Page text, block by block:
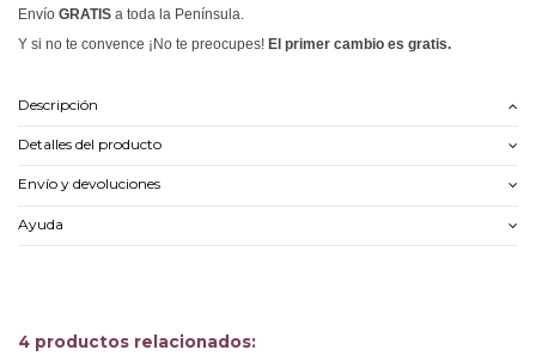
Envío GRATIS a toda la Península.
Y si no te convence ¡No te preocupes! El primer cambio es gratis.
Descripción
Detalles del producto
Envío y devoluciones
Ayuda
4 productos relacionados: